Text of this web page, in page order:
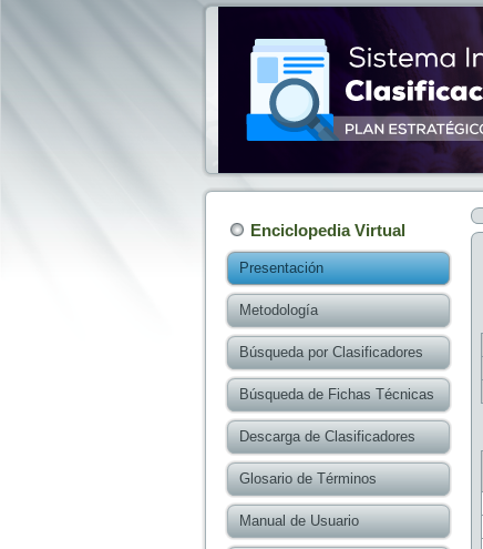
Enciclopedia Virtual
Presentación
Metodología
Búsqueda por Clasificadores
Búsqueda de Fichas Técnicas
Descarga de Clasificadores
Glosario de Términos
Manual de Usuario